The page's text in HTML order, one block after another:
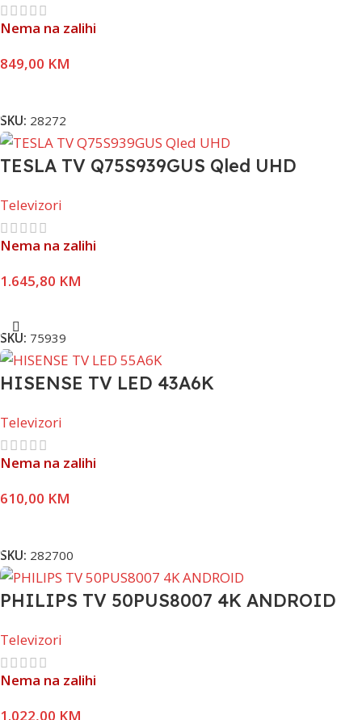
Nema na zalihi
849,00 KM
SKU: 28272
TESLA TV Q75S939GUS Qled UHD
Televizori
Nema na zalihi
1.645,80 KM
SKU: 75939
HISENSE TV LED 43A6K
Televizori
Nema na zalihi
610,00 KM
SKU: 282700
PHILIPS TV 50PUS8007 4K ANDROID
Televizori
Nema na zalihi
1.022,00 KM